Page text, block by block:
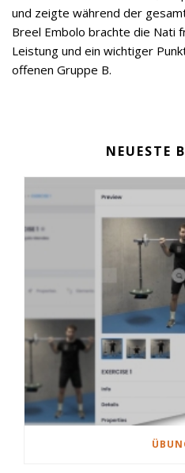
und zeigte während der
Breel Embolo brachte die Nati
Leistung und ein wichtiger
offenen Gruppe B.
NEUESTE